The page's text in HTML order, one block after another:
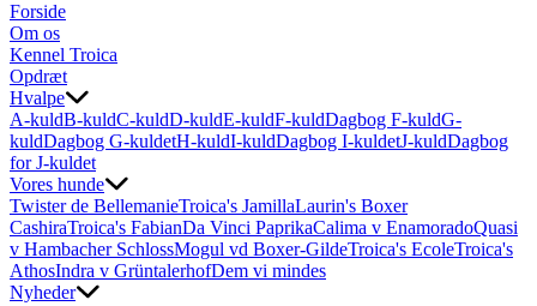
Forside
Om os
Kennel Troica
Opdræt
Hvalpe
A-kuldB-kuldC-kuldD-kuldE-kuldF-kuldDagbog F-kuldG-
kuldDagbog G-kuldetH-kuldI-kuldDagbog I-kuldetJ-kuldDagbog
for J-kuldet
Vores hunde
Twister de BellemanieTroica's JamillaLaurin's Boxer
CashiraTroica's FabianDa Vinci PaprikaCalima v EnamoradoQuasi
v Hambacher SchlossMogul vd Boxer-GildeTroica's EcoleTroica's
AthosIndra v GrüntalerhofDem vi mindes
Nyheder